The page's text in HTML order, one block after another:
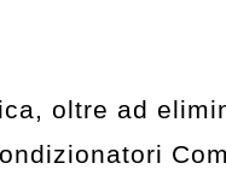
oltre ad